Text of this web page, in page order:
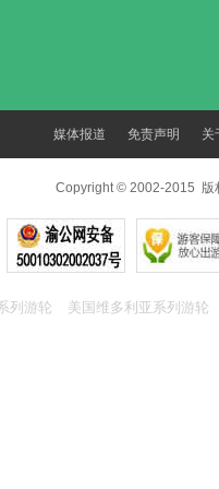
媒体报道 免责声明 关
Copyright © 2002-2015
列游轮 美国维多利亚系列游轮